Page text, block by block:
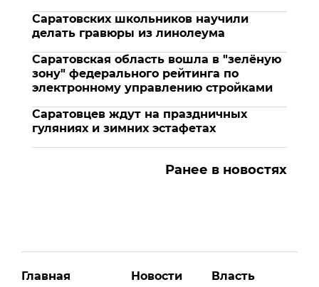
Саратовских школьников научили
делать гравюры из линолеума
Саратовская область вошла в "зелёную
зону" федерального рейтинга по
электронному управлению стройками
Саратовцев ждут на праздничных
гуляниях и зимних эстафетах
Ранее в новостях
Главная Новости Власть